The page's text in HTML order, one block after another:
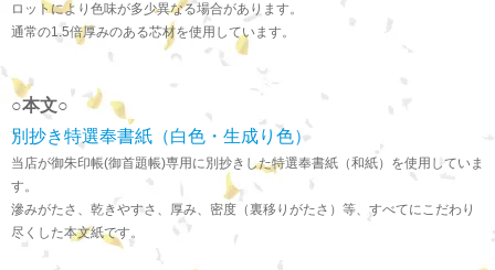
ロットにより色味が多少異なる場合があります。
通常の1.5倍厚みのある芯材を使用しています。
○本文○
別抄き特選奉書紙（白色・生成り色）
当店が御朱印帳(御首題帳)専用に別抄きした特選奉書紙（和紙）を使用していま
す。
滲みがたさ、乾きやすさ、厚み、密度（裏移りがたさ）等、すべてにこだわり
尽くした本文紙です。